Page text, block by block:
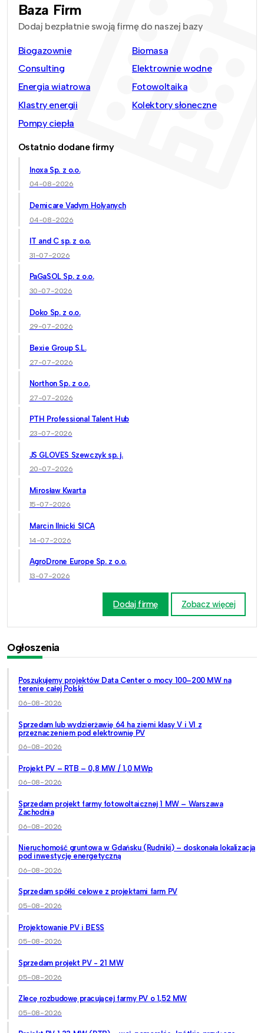
Baza Firm
Dodaj bezpłatnie swoją firmę do naszej bazy
Biogazownie
Biomasa
Consulting
Elektrownie wodne
Energia wiatrowa
Fotowoltaika
Klastry energii
Kolektory słoneczne
Pompy ciepła
Ostatnio dodane firmy
Inoxa Sp. z o.o.
04-08-2026
Demicare Vadym Holyanych
04-08-2026
IT and C sp. z o.o.
31-07-2026
PaGaSOL Sp. z o.o.
30-07-2026
Doko Sp. z o.o.
29-07-2026
Bexie Group S.L.
27-07-2026
Northon Sp. z o.o.
27-07-2026
PTH Professional Talent Hub
23-07-2026
JS GLOVES Szewczyk sp. j.
20-07-2026
Mirosław Kwarta
15-07-2026
Marcin Ilnicki SICA
14-07-2026
AgroDrone Europe Sp. z o.o.
13-07-2026
Dodaj firmę Zobacz więcej
Ogłoszenia
Poszukujemy projektów Data Center o mocy 100–200 MW na
terenie całej Polski
06-08-2026
Sprzedam lub wydzierżawię 64 ha ziemi klasy V i VI z
przeznaczeniem pod elektrownię PV
06-08-2026
Projekt PV – RTB – 0,8 MW / 1,0 MWp
06-08-2026
Sprzedam projekt farmy fotowoltaicznej 1 MW – Warszawa
Zachodnia
06-08-2026
Nieruchomość gruntowa w Gdańsku (Rudniki) – doskonała lokalizacja
pod inwestycję energetyczną
06-08-2026
Sprzedam spółki celowe z projektami farm PV
05-08-2026
Projektowanie PV i BESS
05-08-2026
Sprzedam projekt PV - 21 MW
05-08-2026
Zlecę rozbudowę pracującej farmy PV o 1,52 MW
05-08-2026